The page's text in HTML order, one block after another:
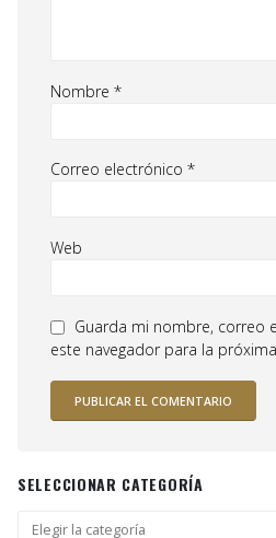
Nombre *
Correo electrónico *
Web
Guarda mi nombre, correo
este navegador para la
SELECCIONAR CATEGORÍA
Seleccionar